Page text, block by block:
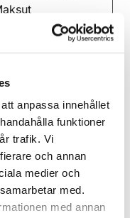
anpassa innehållet
funktioner
trafik. Vi
och annan
medier och
med.
med annan
70 €,
opas rhy:ltä